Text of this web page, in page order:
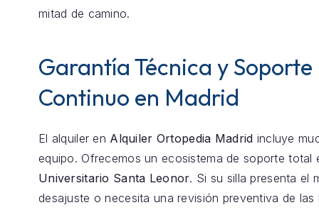
mitad de camino.
Garantía Técnica y Soporte
Continuo en Madrid
El alquiler en Alquiler Ortopedia Madrid incluye
equipo. Ofrecemos un ecosistema de soporte total
Universitario Santa Leonor. Si su silla presenta el
desajuste o necesita una revisión preventiva de las